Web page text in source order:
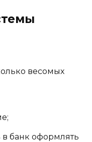
весомых
в банк оформлять